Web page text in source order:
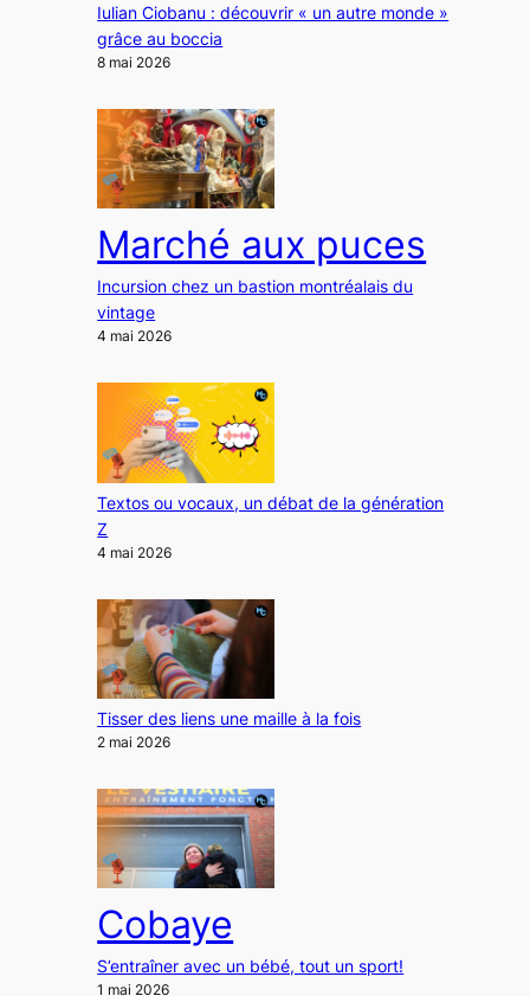
Iulian Ciobanu : découvrir « un autre monde »
grâce au boccia
8 mai 2026
Marché aux puces
Incursion chez un bastion montréalais du
vintage
4 mai 2026
Textos ou vocaux, un débat de la génération
Z
4 mai 2026
Tisser des liens une maille à la fois
2 mai 2026
Cobaye
S’entraîner avec un bébé, tout un sport!
1 mai 2026